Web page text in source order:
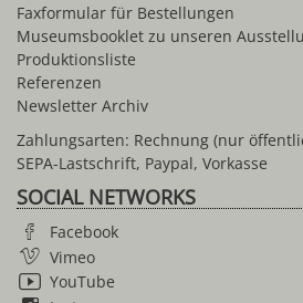
Faxformular für Bestellungen
Museumsbooklet zu unseren
Produktionsliste
Referenzen
Newsletter Archiv
Zahlungsarten: Rechnung (nur
SEPA-Lastschrift, Paypal, Vorkasse
SOCIAL NETWORKS
Facebook
Vimeo
YouTube